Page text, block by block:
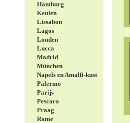
Hamburg
Keulen
Lissabon
Lagos
Londen
Lucca
Madrid
München
Napels en Amalfi-kust
Palermo
Parijs
Pescara
Praag
Rome